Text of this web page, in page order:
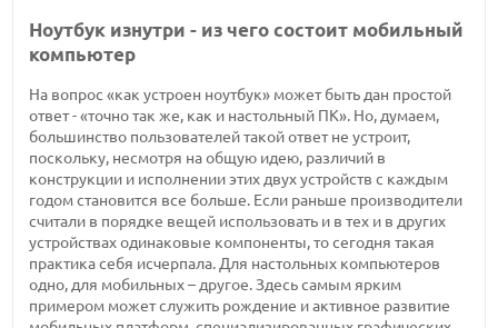
Ноутбук изнутри - из чего состоит мобильный
компьютер
На вопрос «как устроен ноутбук» может быть дан простой
ответ - «точно так же, как и настольный ПК». Но, думаем,
большинство пользователей такой ответ не устроит,
поскольку, несмотря на общую идею, различий в
конструкции и исполнении этих двух устройств с каждым
годом становится все больше. Если раньше производители
считали в порядке вещей использовать и в тех и в других
устройствах одинаковые компоненты, то сегодня такая
практика себя исчерпала. Для настольных компьютеров
одно, для мобильных – другое. Здесь самым ярким
примером может служить рождение и активное развитие